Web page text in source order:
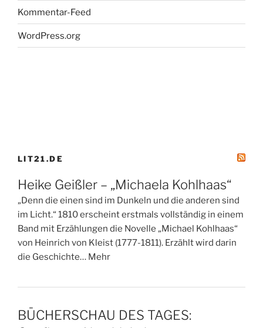
Kommentar-Feed
WordPress.org
LIT21.DE
Heike Geißler – „Michaela Kohlhaas“
„Denn die einen sind im Dunkeln und die anderen sind
im Licht.“ 1810 erscheint erstmals vollständig in einem
Band mit Erzählungen die Novelle „Michael Kohlhaas“
von Heinrich von Kleist (1777-1811). Erzählt wird darin
die Geschichte… Mehr
BÜCHERSCHAU DES TAGES: